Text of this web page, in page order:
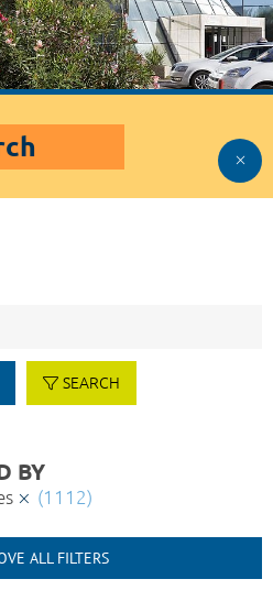
SEARCH
BY
(1112)
ALL FILTERS